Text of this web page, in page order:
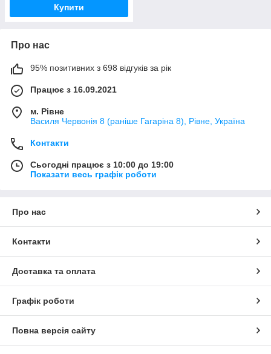
Купити
Про нас
95% позитивних з 698 відгуків за рік
Працює з 16.09.2021
м. Рівне
Василя Червонія 8 (раніше Гагаріна 8), Рівне, Україна
Контакти
Сьогодні працює з 10:00 до 19:00
Показати весь графік роботи
Про нас
Контакти
Доставка та оплата
Графік роботи
Повна версія сайту